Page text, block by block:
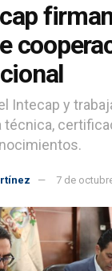
Intecap y
7 de